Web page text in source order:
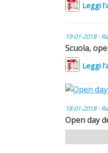
Leggi
19-01-2018 -
Scuola,
Leggi
18-01-2018 -
Open day